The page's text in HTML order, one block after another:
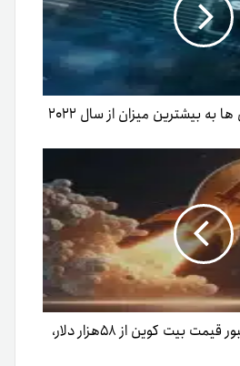
ارزش بازار استیبل کوین ها به بیشترین میزان از سال ۲۰۲۲
ارزش بازار رمزارزها با عبور قیمت بیت کوین از ۵۸هزار دلار،